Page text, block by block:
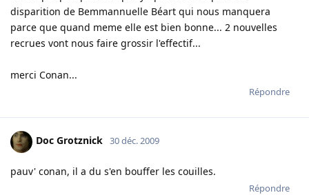
disparition de Bemmannuelle Béart qui nous manquera
parce que quand meme elle est bien bonne... 2 nouvelles
recrues vont nous faire grossir l'effectif...
merci Conan...
Répondre
Doc Grotznick 30 déc. 2009
pauv' conan, il a du s'en bouffer les couilles.
Répondre